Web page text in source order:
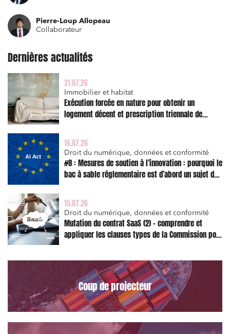
Pierre-Loup Allopeau
Collaborateur
Dernières actualités
21.07.26
Immobilier et habitat
Exécution forcée en nature pour obtenir un
logement décent et prescription triennale de
16.07.26
Droit du numérique, données et conformité
#8 : Mesures de soutien à l’innovation : pourquoi le
bac à sable réglementaire est d’abord un sujet de
15.07.26
Droit du numérique, données et conformité
Mutation du contrat SaaS (2) – comprendre et
appliquer les clauses types de la Commission pour
Coup de projecteur
Règlement des litiges
Relations sociales et droit du travail
Services publics et collectivités
Commande publique
Projets immobiliers
Urbanisme et aménagement
Banque finance et assurance
Droit des sociétés et Fusions-Acquisitions
J'ai lu et j'accepte lapolitique de confidentialité